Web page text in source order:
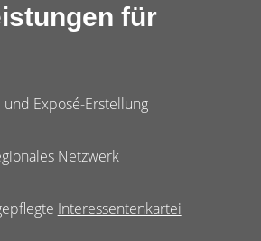
für
und Exposé-Erstellung
Netzwerk
Interessentenkartei